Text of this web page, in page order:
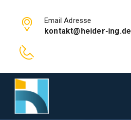
Email Adresse
kontakt@heider-ing.de